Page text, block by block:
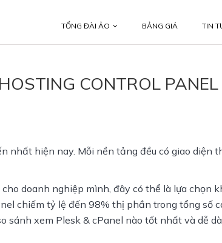
TỔNG ĐÀI ẢO BẢNG GIÁ TIN
CONTROL
nhất hiện nay. Mỗi nền tảng đều có giao diện
doanh nghiệp mình, đây có thể là lựa chọn
chiếm tỷ lệ đến 98% thị phần trong tổng số
sánh xem Plesk & cPanel nào tốt nhất và dễ